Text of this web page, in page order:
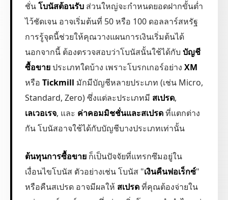
ชั่นโบนัสต้อนรับ ส่วนใหญ่จะกำหนดยอดฝากขั้นต่ำ
ไว้ชัดเจน อาจเริ่มต้นที่ 50 หรือ 100 ดอลลาร์สหรัฐ
การรู้จุดนี้ช่วยให้คุณวางแผนการเงินเริ่มต้นได้
นอกจากนี้ ต้องตรวจสอบว่าโบนัสนั้นใช้ได้กับ บัญชี
ซื้อขายประเภทใดบ้าง เพราะโบรกเกอร์อย่าง XM
หรือ Tickmill มักมีบัญชีหลายประเภท (เช่น Micro,
Standard, Zero) ซึ่งแต่ละประเภทมี สเปรด,
เลเวอเรจ, และ ค่าคอมมิชชั่นและสเปรดที่แตกต่าง
กัน โบนัสอาจใช้ได้กับบัญชีบางประเภทเท่านั้น
ต้นทุนการซื้อขาย ก็เป็นปัจจัยที่แทรกซึมอยู่ใน
เงื่อนไขโบนัส ตัวอย่างเช่น โบนัส "เงินคืนฟอเร็กซ์"
หรือคืนสเปรด อาจมีผลให้ สเปรดที่คุณต้องจ่ายใน